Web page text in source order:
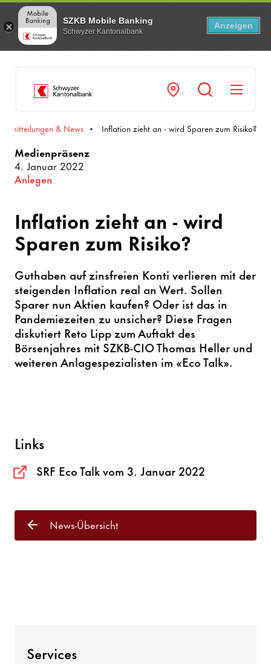
SZKB Mobile Banking
Schwyzer Kantonalbank
Anzeigen
& News Inflation zieht an - wird Sparen zum Risiko?
Medienpräsenz
4. Januar 2022
Anlegen
Inflation zieht an - wird
Sparen zum Risiko?
Guthaben auf zinsfreien Konti verlieren mit der
steigenden Inflation real an Wert. Sollen
Sparer nun Aktien kaufen? Oder ist das in
Pandemiezeiten zu unsicher? Diese Fragen
diskutiert Reto Lipp zum Auftakt des
Börsenjahres mit SZKB-CIO Thomas Heller und
weiteren Anlagespezialisten im «Eco Talk».
Links
SRF Eco Talk vom 3. Januar 2022
News-Übersicht
Services